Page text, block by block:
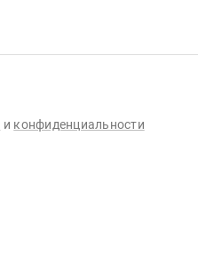
и конфиденциальности